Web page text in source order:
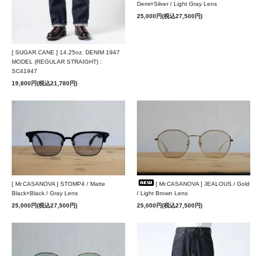
[ SUGAR CANE ] 14.25oz. DENIM 1947
MODEL (REGULAR STRAIGHT) :
SC41947
19,800円(税込21,780円)
Demi×Silver / Light Gray Lens
25,000円(税込27,500円)
[ Mr.CASANOVA ] STOMP4 / Matte
Black×Black / Gray Lens
25,000円(税込27,500円)
[ Mr.CASANOVA ] JEALOUS / Gold
/ Light Brown Lens
25,000円(税込27,500円)